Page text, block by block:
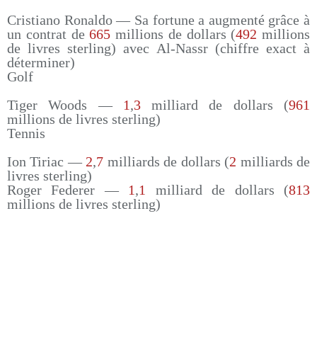
Cristiano Ronaldo — Sa fortune a augmenté grâce à
un contrat de665 millions de dollars (492 millions
de livres sterling) avec Al-Nassr (chiffre exact à
déterminer)
Golf
Tiger Woods — 1,3milliard de dollars (961
millions de livres sterling)
Tennis
Ion Tiriac — 2,7 milliards de dollars (2 milliards de
livres sterling)
Roger Federer — 1,1 milliard de dollars (813
millions de livres sterling)